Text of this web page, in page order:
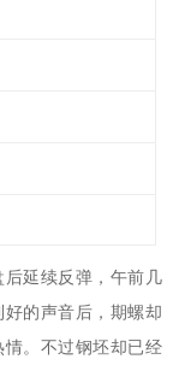
延续反弹，午前几
的声音后，期螺却
。不过钢坯却已经